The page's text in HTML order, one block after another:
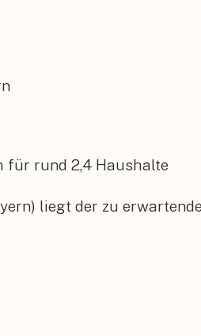
für rund 2,4 Haushalte
liegt der zu